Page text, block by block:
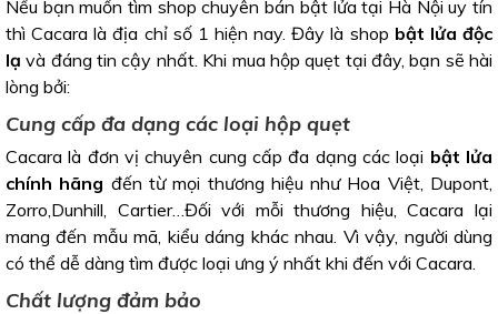
Nếu bạn muốn tìm shop chuyên bán bật lửa tại Hà Nội uy tín
thì Cacara là địa chỉ số 1 hiện nay. Đây là shop bật lửa độc
lạ và đáng tin cậy nhất. Khi mua hộp quẹt tại đây, bạn sẽ hài
lòng bởi:
Cung cấp đa dạng các loại hộp quẹt
Cacara là đơn vị chuyên cung cấp đa dạng các loại bật lửa
chính hãng đến từ mọi thương hiệu như Hoa Việt, Dupont,
Zorro,Dunhill, Cartier…Đối với mỗi thương hiệu, Cacara lại
mang đến mẫu mã, kiểu dáng khác nhau. Vì vậy, người dùng
có thể dễ dàng tìm được loại ưng ý nhất khi đến với Cacara.
Chất lượng đảm bảo